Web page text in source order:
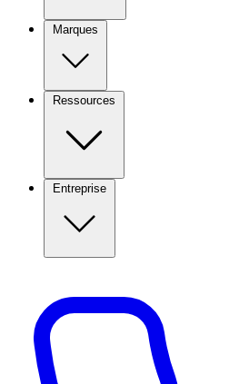
Marques
Ressources
Entreprise